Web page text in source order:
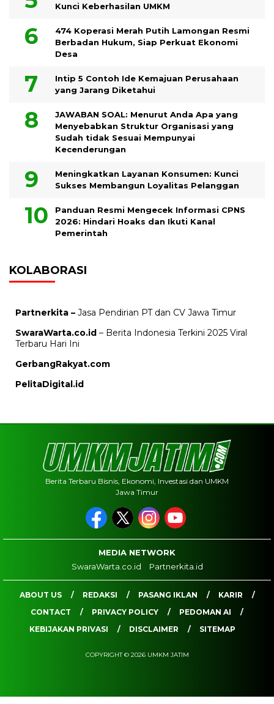
Kunci Keberhasilan UMKM
474 Koperasi Merah Putih Lamongan Resmi
Berbadan Hukum, Siap Perkuat Ekonomi
Desa
Intip 5 Contoh Ide Kemajuan Perusahaan
yang Jarang Diketahui
JAWABAN SOAL: Menurut Anda Apa yang
Menyebabkan Struktur Organisasi yang
Sudah tidak Sesuai Mempunyai
Kecenderungan
Meningkatkan Layanan Konsumen: Kunci
Sukses Membangun Loyalitas Pelanggan
Panduan Resmi Mengecek Informasi CPNS
2026: Hindari Hoaks dan Ikuti Kanal
Pemerintah
KOLABORASI
Partnerkita – Jasa Pendirian PT dan CV Jawa Timur
SwaraWarta.co.id – Berita Indonesia Terkini 2025 Viral
Terbaru Hari Ini
GerbangRakyat.com
PelitaDigital.id
Berita Terbaru Bisnis, Ekonomi, Investasi dan UMKM
Jawa Timur
MEDIA NETWORK
SwaraWarta.co.id
Partnerkita.id
ABOUT US REDAKSI PASANG IKLAN
KARIR
CONTACT
PRIVACY POLICY
PEDOMAN AI
KEBIJAKAN PRIVASI
DISCLAIMER SITEMAP
COPYRIGHT © 2026 UMKM JATIM